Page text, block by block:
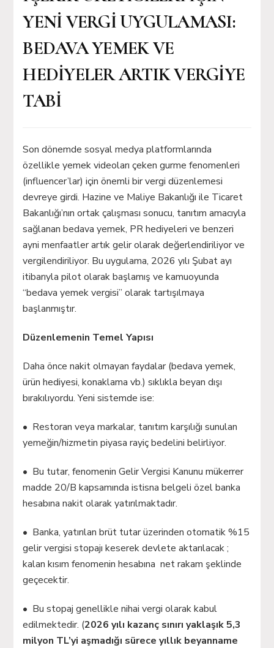
YENİ VERGİ UYGULAMASI:
BEDAVA YEMEK VE
HEDİYELER ARTIK VERGİYE
TABİ
Son dönemde sosyal medya platformlarında
özellikle yemek videoları çeken gurme fenomenleri
(influencer’lar) için önemli bir vergi düzenlemesi
devreye girdi. Hazine ve Maliye Bakanlığı ile Ticaret
Bakanlığı’nın ortak çalışması sonucu, tanıtım amacıyla
sağlanan bedava yemek, PR hediyeleri ve benzeri
ayni menfaatler artık gelir olarak değerlendiriliyor ve
vergilendiriliyor. Bu uygulama, 2026 yılı Şubat ayı
itibarıyla pilot olarak başlamış ve kamuoyunda
“bedava yemek vergisi” olarak tartışılmaya
başlanmıştır.
Düzenlemenin Temel Yapısı
Daha önce nakit olmayan faydalar (bedava yemek,
ürün hediyesi, konaklama vb.) sıklıkla beyan dışı
bırakılıyordu. Yeni sistemde ise:
• Restoran veya markalar, tanıtım karşılığı sunulan
yemeğin/hizmetin piyasa rayiç bedelini belirliyor.
• Bu tutar, fenomenin Gelir Vergisi Kanunu mükerrer
madde 20/B kapsamında istisna belgeli özel banka
hesabına nakit olarak yatırılmaktadır.
• Banka, yatırılan brüt tutar üzerinden otomatik %15
gelir vergisi stopajı keserek devlete aktarılacak ;
kalan kısım fenomenin hesabına net rakam şeklinde
geçecektir.
• Bu stopaj genellikle nihai vergi olarak kabul
edilmektedir. (2026 yılı kazanç sınırı yaklaşık 5,3
milyon TL’yi aşmadığı sürece yıllık beyanname